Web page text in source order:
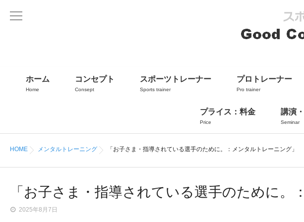
ホーム
Home
コンセプト
Consept
スポーツトレーナー
Sports trainer
プロトレーナー
Pro trainer
プライス：料金
Price
講演
Seminar
HOME メンタルトレーニング 「お子さま・指導されている選手のために。：メンタルトレーニング」
「お子さま・指導されている選手のために。
2025年8月7日